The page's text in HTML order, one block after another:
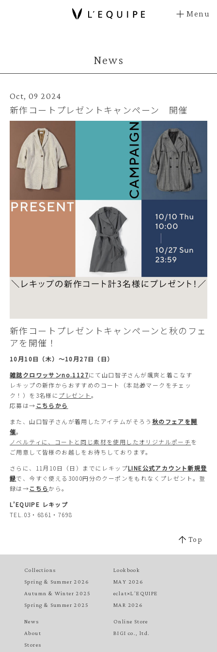
Menu
News
Oct, 09 2024
新作コートプレゼントキャンペーン 開催
新作コートプレゼントキャンペーン と秋のフェ
アを開催 ！
10月10日（木）～10月27日（日）
雑誌クロワッサンno.1127にて山口智子さんが颯爽と着こなす
レキップの新作からおすすめのコート（本誌🎁マークをチェッ
ク！）を3名様に プレゼント。
応募は→ こちらから
また、山口智子さんが着用したアイテムがそろう 秋のフェアを開
催。
ノベルティに、コートと同じ素材を使用したオリジナルポーチを
ご用意して皆様のお越しをお待ちしております。
さらに、11月10日（日）までにレキップLINE公式アカウント新規登
録で、今すぐ使える3000円分のクーポンをもれなくプレゼント。登
録は→こちらから。
L’EQUIPE レキップ
TEL.03・6861・7698
Top
Collections
Spring & Summer 2026
Autumn & Winter 2025
Spring & Summer 2025
Lookbook
MAY 2026
eclat×L'EQUIPE
MAR 2026
News
About
Stores
Online Store
BIGI co., ltd.